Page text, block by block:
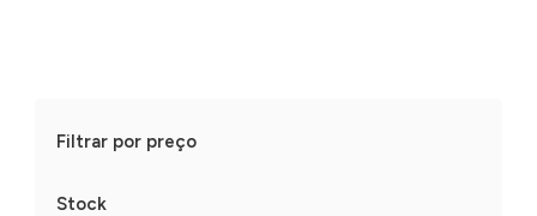
Filtrar por preço
Stock